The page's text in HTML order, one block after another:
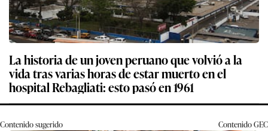
La historia de un joven peruano que volvió a la
vida tras varias horas de estar muerto en el
hospital Rebagliati: esto pasó en 1961
Contenido sugerido ContenidoGEC